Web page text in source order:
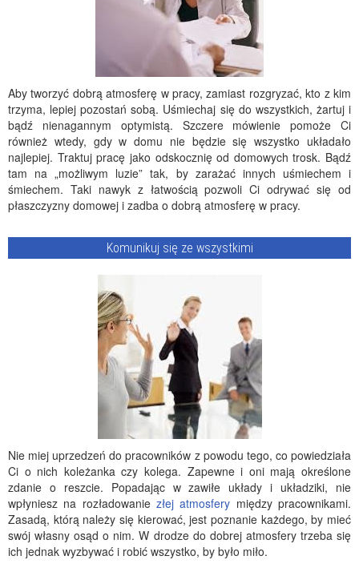
Aby tworzyć dobrą atmosferę w pracy, zamiast rozgryzać, kto z kim
trzyma, lepiej pozostań sobą. Uśmiechaj się do wszystkich, żartuj i
bądź nienagannym optymistą. Szczere mówienie pomoże Ci
również wtedy, gdy w domu nie będzie się wszystko układało
najlepiej. Traktuj pracę jako odskocznię od domowych trosk. Bądź
tam na „możliwym luzie” tak, by zarażać innych uśmiechem i
śmiechem. Taki nawyk z łatwością pozwoli Ci odrywać się od
płaszczyzny domowej i zadba o dobrą atmosferę w pracy.
Komunikuj się ze wszystkimi
Nie miej uprzedzeń do pracowników z powodu tego, co powiedziała
Ci o nich koleżanka czy kolega. Zapewne i oni mają określone
zdanie o reszcie. Popadając w zawiłe układy i układziki, nie
wpłyniesz na rozładowanie złej atmosfery między pracownikami.
Zasadą, którą należy się kierować, jest poznanie każdego, by mieć
swój własny osąd o nim. W drodze do dobrej atmosfery trzeba się
ich jednak wyzbywać i robić wszystko, by było miło.